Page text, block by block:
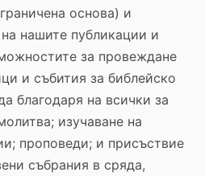
основа) и
нашите публикации и
за провеждане
и събития за библейско
благодаря на всички за
изучаване на
проповеди; и присъствие
събрания в сряда,